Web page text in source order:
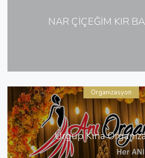
NAR ÇİÇEĞİM KIR
Ürgüp Kına
Organizasyon